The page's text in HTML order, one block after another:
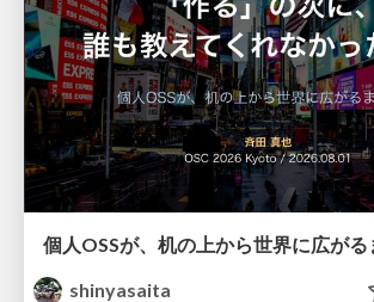
個人OSSが、机の上から世界に広がる
shinyasaita